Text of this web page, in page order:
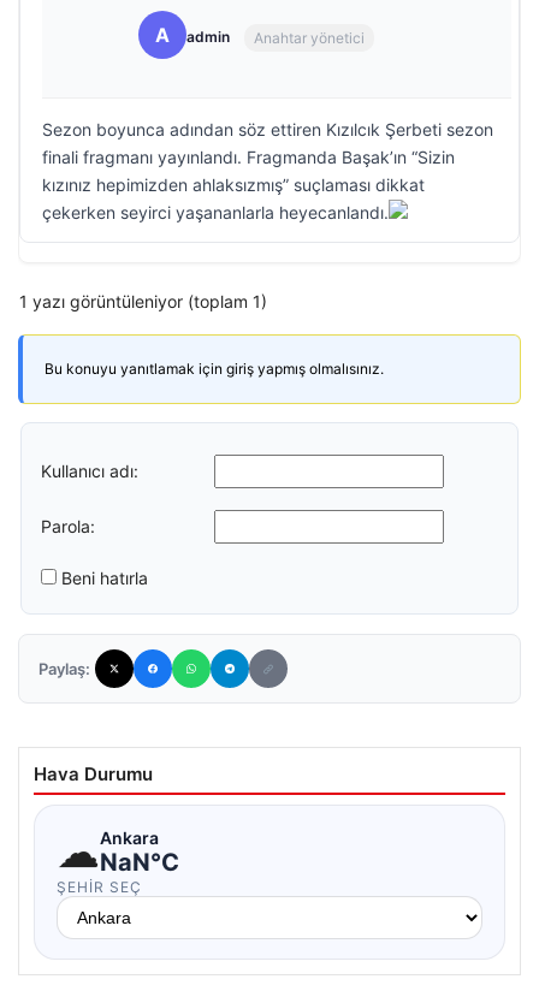
A admin Anahtar yönetici
Sezon boyunca adından söz ettiren Kızılcık Şerbeti sezon
finali fragmanı yayınlandı. Fragmanda Başak’ın “Sizin
kızınız hepimizden ahlaksızmış” suçlaması dikkat
çekerken seyirci yaşananlarla heyecanlandı.
1 yazı görüntüleniyor (toplam 1)
Bu konuyu yanıtlamak için giriş yapmış olmalısınız.
Kullanıcı adı:
Parola:
Beni hatırla
Paylaş:
Hava Durumu
☁Ankara
NaN°C
ŞEHIR SEÇ